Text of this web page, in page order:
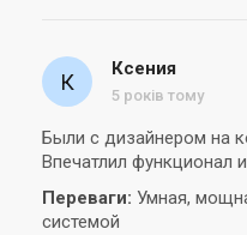
Ксения
5 років тому
Были с дизайнером на
Впечатлил функционал
Переваги: Умная,
системой